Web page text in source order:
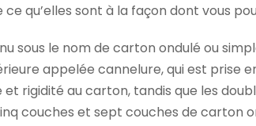
qu’elles sont à la façon dont vous
sous le nom de carton ondulé ou
appelée cannelure, qui est prise
rigidité au carton, tandis que les
couches et sept couches de carton